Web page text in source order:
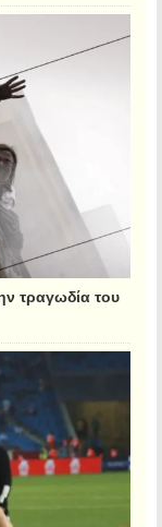
τραγωδία του